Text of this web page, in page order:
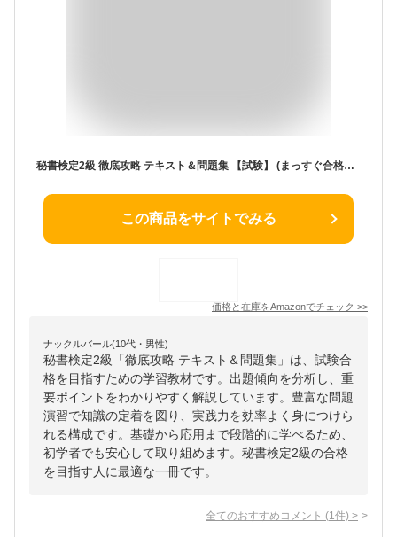
秘書検定2級 徹底攻略 テキスト＆問題集 【試験】 (まっすぐ合格シリーズ)
この商品をサイトでみる
価格と在庫をAmazonでチェック >>
ナックルバール(10代・男性)
秘書検定2級「徹底攻略 テキスト＆問題集」は、試験合
格を目指すための学習教材です。出題傾向を分析し、重
要ポイントをわかりやすく解説しています。豊富な問題
演習で知識の定着を図り、実践力を効率よく身につけら
れる構成です。基礎から応用まで段階的に学べるため、
初学者でも安心して取り組めます。秘書検定2級の合格
を目指す人に最適な一冊です。
全てのおすすめコメント (1 件) >